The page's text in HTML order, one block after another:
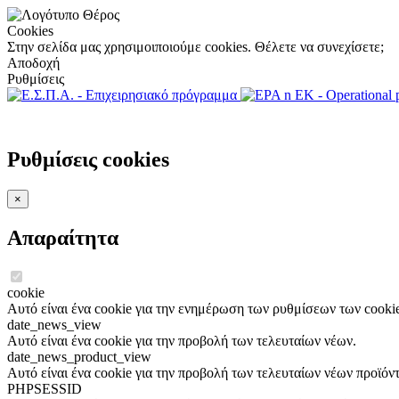
Cookies
Στην σελίδα μας χρησιμοιποιούμε cookies. Θέλετε να συνεχίσετε;
Αποδοχή
Ρυθμίσεις
Ρυθμίσεις cookies
×
Απαραίτητα
cookie
Αυτό είναι ένα cookie για την ενημέρωση των ρυθμίσεων των
date_news_view
Αυτό είναι ένα cookie για την προβολή των τελευταίων νέων.
date_news_product_view
Αυτό είναι ένα cookie για την προβολή των τελευταίων νέων
PHPSESSID